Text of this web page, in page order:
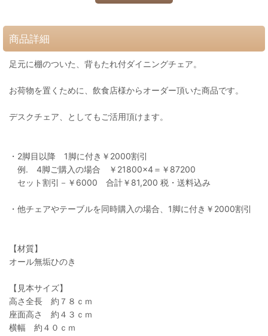
商品詳細
足元に棚のついた、背もたれ付ダイニングチェア。
お荷物を置くために、飲食店様からオーダー頂いた商品です。
デスクチェア、としてもご活用頂けます。
・2脚目以降 1脚に付き￥2000割引
例. 4脚ご購入の場合 ￥21800×4＝￥87200
セット割引－￥6000 合計￥81,200 税・送料込み
・他チェアやテーブルを同時購入の場合、1脚に付き￥2000割引
【材質】
オール無垢ひのき
【見本サイズ】
高さ全長 約７８ｃｍ
座面高さ 約４３ｃｍ
横幅 約４０ｃｍ